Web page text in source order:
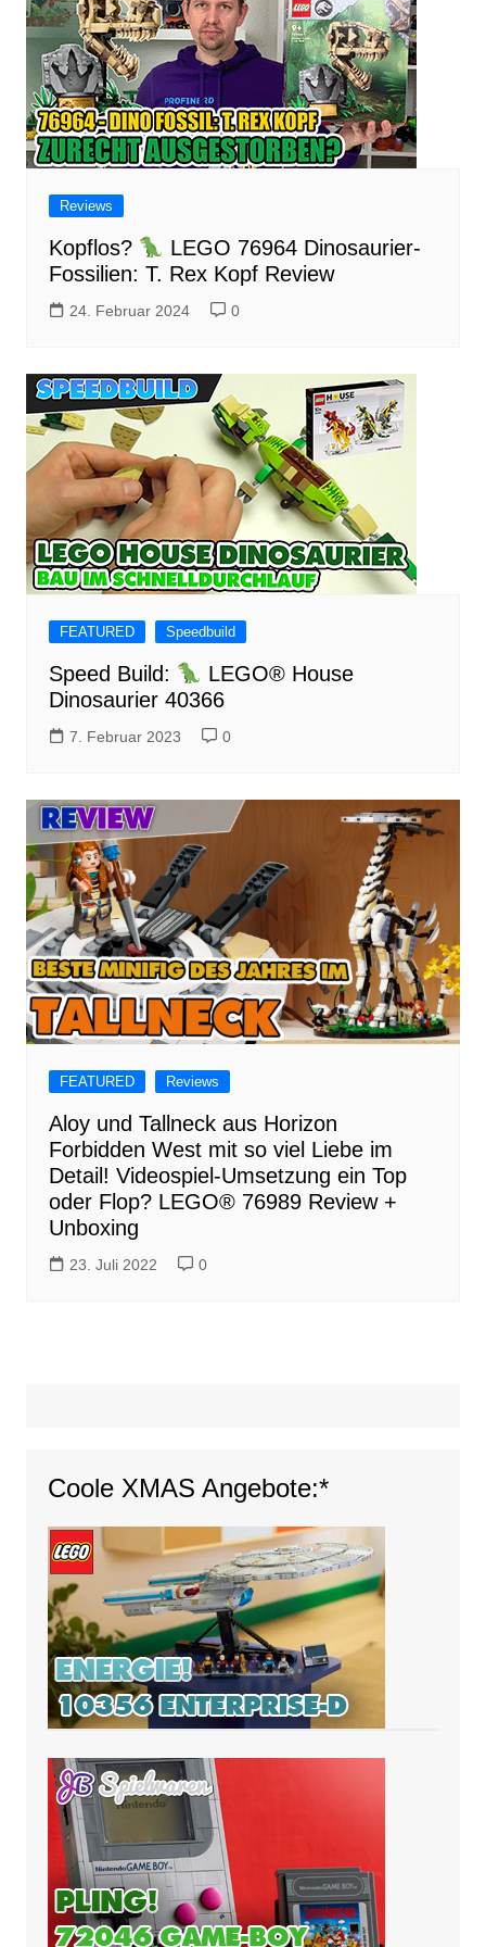
Reviews
Kopflos?
LEGO 76964 Dinosaurier-
Fossilien: T. Rex Kopf Review
24. Februar 2024 0
FEATURED Speedbuild
Speed Build:
LEGO® House
Dinosaurier 40366
7. Februar 2023 0
FEATURED Reviews
Aloy und Tallneck aus Horizon
Forbidden West mit so viel Liebe im
Detail! Videospiel-Umsetzung ein Top
oder Flop? LEGO® 76989 Review +
Unboxing
23. Juli 2022 0
Coole XMAS Angebote:*